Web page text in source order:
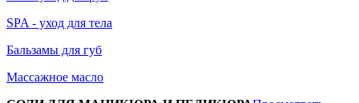
SPA - уход для тела
Бальзамы для губ
Массажное масло